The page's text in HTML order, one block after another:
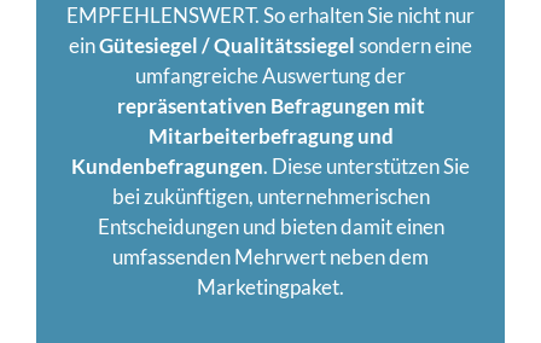
EMPFEHLENSWERT. So erhalten Sie nicht nur
einGütesiegel / Qualitätssiegelsondern eine
umfangreiche Auswertung der
repräsentativen Befragungen mit
Mitarbeiterbefragung und
Kundenbefragungen. Diese unterstützen Sie
bei zukünftigen, unternehmerischen
Entscheidungen und bieten damit einen
umfassenden Mehrwert neben dem
Marketingpaket.